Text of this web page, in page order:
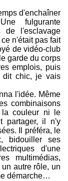
d'enchaîner
fulgurante
de l'esclavage
n'était pas fait
de vidéo-club
garde du corps
emplois, puis
dit chic, je vais
l'idée. Même
combinaisons
la couleur ni le
partager, il n'y
Il préféra, le
bidouiller ses
d'une
multimédias,
autre rôle, un
démarche…